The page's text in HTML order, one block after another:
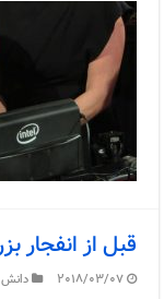
قبل از انفجار
2018/03/07